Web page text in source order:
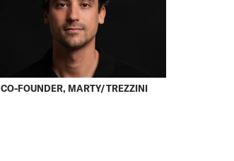
CO-FOUNDER, MARTY/TREZZINI